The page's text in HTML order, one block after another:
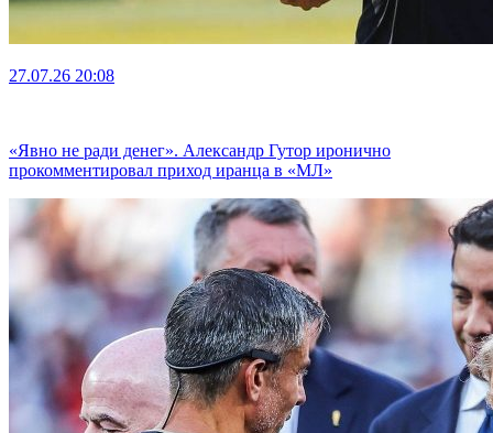
27.07.26 20:08
«Явно не ради денег». Александр Гутор иронично
прокомментировал приход иранца в «МЛ»